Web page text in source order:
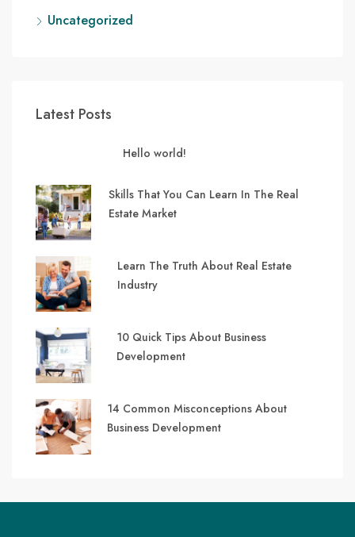
Uncategorized
Latest Posts
Hello world!
Skills That You Can Learn In The Real
Estate Market
Learn The Truth About Real Estate
Industry
10 Quick Tips About Business
Development
14 Common Misconceptions About
Business Development